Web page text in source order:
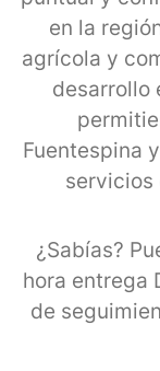
en la
agrícola y
desarrollo
Fuentespina
servicios
¿Sabías?
hora entrega
de